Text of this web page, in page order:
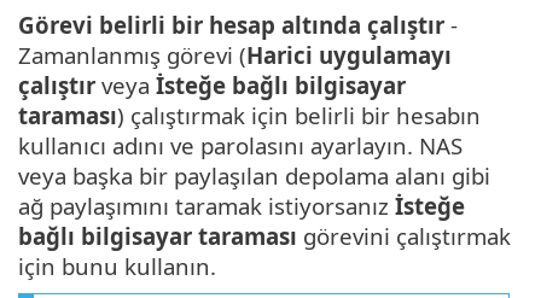
Görevi belirli bir hesap altında çalıştır -
Zamanlanmış görevi (Harici uygulamayı
çalıştır veya İsteğe bağlı bilgisayar
taraması) çalıştırmak için belirli bir hesabın
kullanıcı adını ve parolasını ayarlayın. NAS
veya başka bir paylaşılan depolama alanı gibi
ağ paylaşımını taramak istiyorsanız İsteğe
bağlı bilgisayar taraması görevini çalıştırmak
için bunu kullanın.